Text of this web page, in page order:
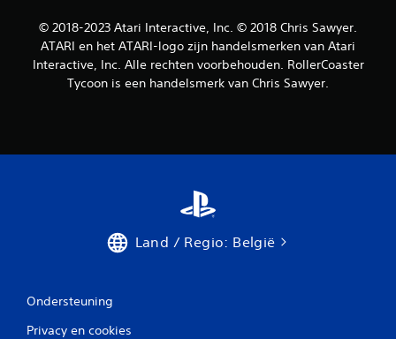
© 2018-2023 Atari Interactive, Inc. © 2018 Chris Sawyer.
ATARI en het ATARI-logo zijn handelsmerken van Atari
Interactive, Inc. Alle rechten voorbehouden. RollerCoaster
Tycoon is een handelsmerk van Chris Sawyer.
Land / Regio: België
Ondersteuning
Privacy en cookies